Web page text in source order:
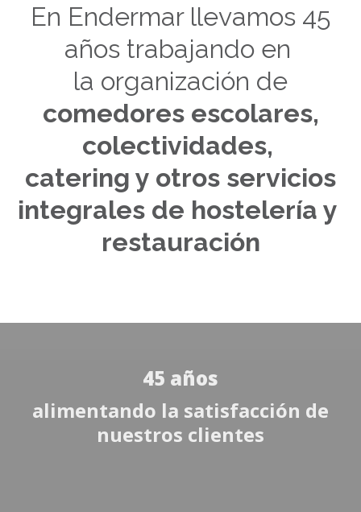
En Endermar llevamos 45
años trabajando en
la organización de
comedores escolares,
colectividades,
catering y otros servicios
integrales de hostelería y
restauración
45 años
alimentando la satisfacción de
nuestros clientes